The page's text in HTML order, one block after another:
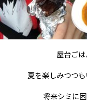
屋台ご
夏を楽しみつつ
将来シミに